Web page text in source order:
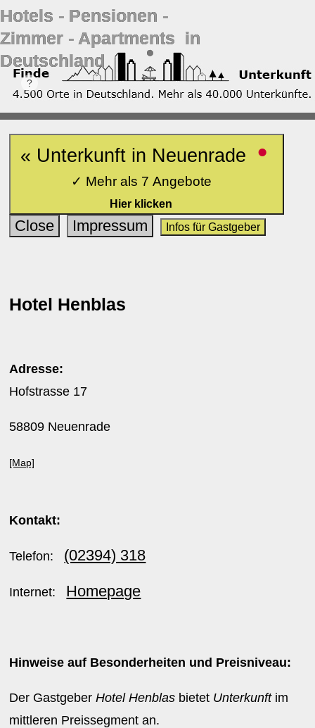
Hotels ‐ Pensionen ‐
Zimmer ‐ Apartments in
Deutschland
« Unterkunft in Neuenrade •
✓ Mehr als 7 Angebote
Hier klicken
Close Impressum Infos für Gastgeber
Hotel Henblas
Adresse:
Hofstrasse 17
58809 Neuenrade
[Map]
Kontakt:
Telefon: (02394) 318
Internet: Homepage
Hinweise auf Besonderheiten und Preisniveau:
Der GastgeberHotel Henblas bietet Unterkunftim
mittleren Preissegment an.